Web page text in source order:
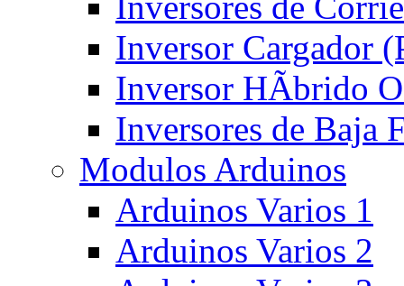
Inversor Cargador
Inversor HÃ­brido
Inversores de Baja
Modulos Arduinos
Arduinos Varios 1
Arduinos Varios 2